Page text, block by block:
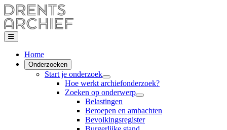
Home
Onderzoeken
Start je onderzoek
Hoe werkt archiefonderzoek?
Zoeken op onderwerp
Belastingen
Beroepen en ambachten
Bevolkingsregister